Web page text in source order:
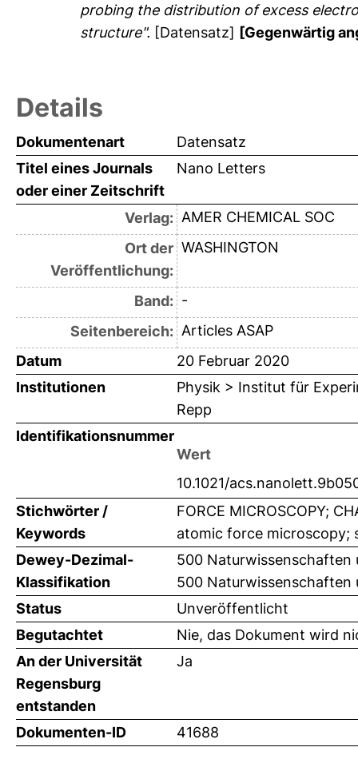
probing the distribution of excess
structure". [Datensatz] [Gegenwärtig
Details
Dokumentenart
Datensatz
Titel eines Journals
oder einer Zeitschrift
Nano Letters
Verlag: AMER CHEMICAL SOC
Ort der
Veröffentlichung:
WASHINGTON
Band: -
Seitenbereich: Articles ASAP
Datum
20 Februar 2020
Institutionen
Physik > Institut für
Repp
Identifikationsnummer
Wert
10.1021/
Stichwörter /
Keywords
FORCE MICROSCOPY;
atomic force microscopy;
Dewey-Dezimal-
Klassifikation
500 Naturwissenschaften
500 Naturwissenschaften
Status
Unveröffentlicht
Begutachtet
Nie, das Dokument wird
An der Universität
Regensburg
entstanden
Ja
Dokumenten-ID 41688